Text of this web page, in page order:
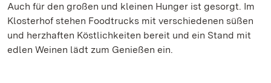
Auch für den großen und kleinen Hunger ist gesorgt. Im
Klosterhof stehen Foodtrucks mit verschiedenen süßen
und herzhaften Köstlichkeiten bereit und ein Stand mit
edlen Weinen lädt zum Genießen ein.